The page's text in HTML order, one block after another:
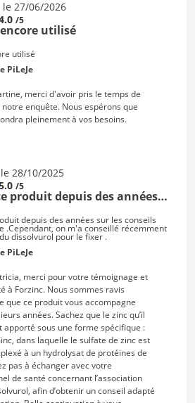
le 27/06/2026
/5
utilisé
utilisé
PiLeJe
merci d'avoir pris le temps de
enquête. Nous espérons que
pleinement à vos besoins.
28/10/2025
/5
produit depuis des années…
depuis des années sur les conseils
.Cependant, on m'a conseillé récemment
dissolvurol pour le fixer .
PiLeJe
merci pour votre témoignage et
à Forzinc. Nous sommes ravis
que ce produit vous accompagne
années. Sachez que le zinc qu’il
apporté sous une forme spécifique :
dans laquelle le sulfate de zinc est
à un hydrolysat de protéines de
pas à échanger avec votre
de santé concernant l’association
afin d’obtenir un conseil adapté